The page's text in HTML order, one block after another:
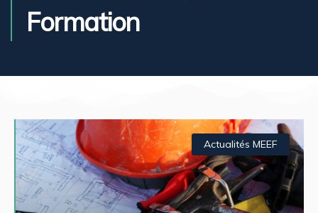
Formation
Actualités MEEF